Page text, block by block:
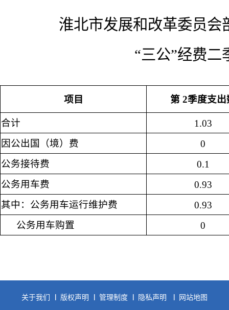
淮北市发展和改革委员会
“三公”经费二
项目 第 2季度支出
合计
1.03
因公出国（境）费
0
公务接待费
0.1
公务用车费
0.93
其中：公务用车运行维护费
0.93
公务用车购置
0
关于我们 版权声明 管理制度 隐私声明 网站地图